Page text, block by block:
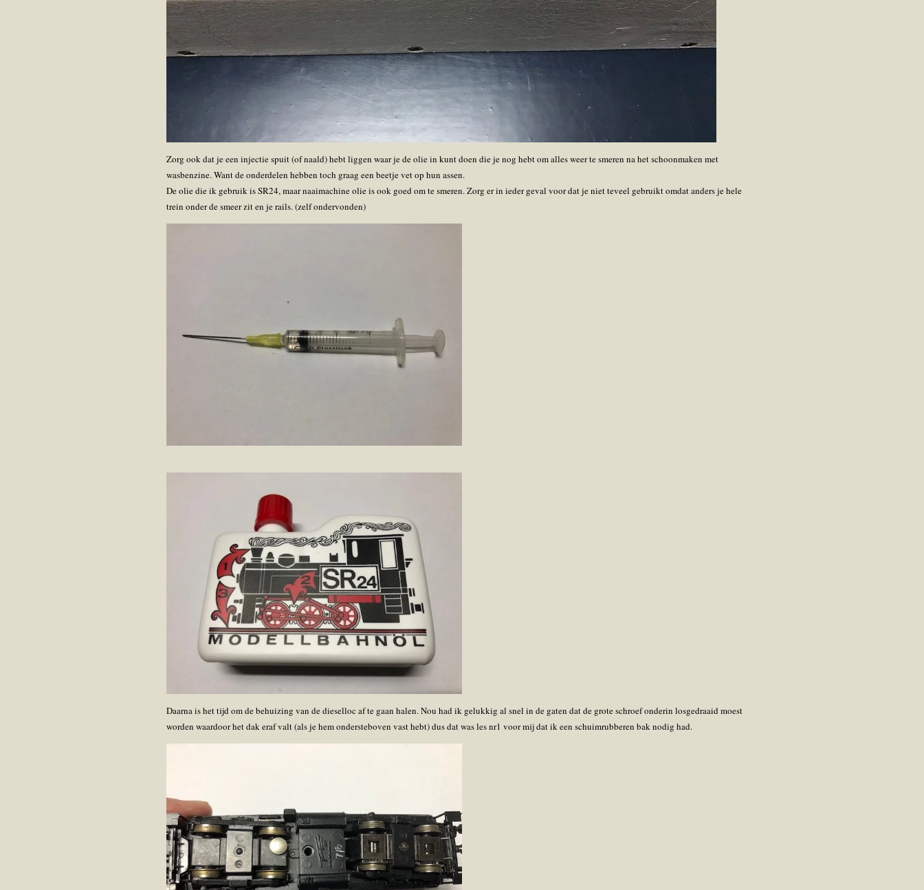
Zorg ook dat je een injectie spuit (of naald) hebt liggen waar je de olie in kunt doen die je nog hebt om alles weer te smeren na het schoonmaken met
wasbenzine. Want de onderdelen hebben toch graag een beetje vet op hun assen.
De olie die ik gebruik is SR24, maar naaimachine olie is ook goed om te smeren. Zorg er in ieder geval voor dat je niet teveel gebruikt omdat anders je hele
trein onder de smeer zit en je rails. (zelf ondervonden)
Daarna is het tijd om de behuizing van de dieselloc af te gaan halen. Nou had ik gelukkig al snel in de gaten dat de grote schroef onderin losgedraaid moest
worden waardoor het dak eraf valt (als je hem ondersteboven vast hebt) dus dat was les nr1 voor mij dat ik een schuimrubberen bak nodig had.